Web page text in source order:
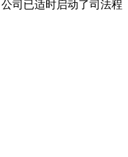
司已适时启动了司法程